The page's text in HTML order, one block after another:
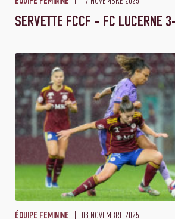
SERVETTE FCCF - FC LUCERNE
ÉQUIPE FEMININE 03 NOVEMBRE 2025